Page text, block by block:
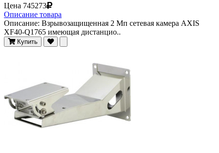
Цена 745273
Описание товара
Описание: Взрывозащищенная 2 Мп сетевая камера AXIS
XF40-Q1765 имеющая дистанцио..
Купить